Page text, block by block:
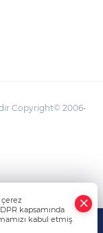
Copyright© 2006-
kapsamında
kabul etmiş